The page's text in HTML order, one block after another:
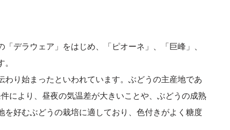
デラウェア」をはじめ、「ピオーネ」、「巨峰」、
り始まったといわれています。ぶどうの主産地であ
により、昼夜の気温差が大きいことや、ぶどうの成熟
好むぶどうの栽培に適しており、色付きがよく糖度